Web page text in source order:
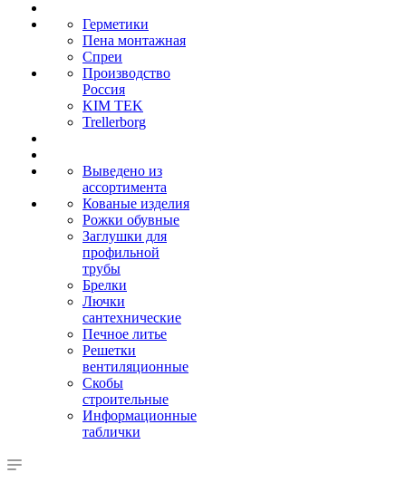
Герметики
Пена монтажная
Спреи
Производство
Россия
KIM TEK
Trellerborg
Выведено из
ассортимента
Кованые изделия
Рожки обувные
Заглушки для
профильной
трубы
Брелки
Лючки
сантехнические
Печное литье
Решетки
вентиляционные
Скобы
строительные
Информационные
таблички